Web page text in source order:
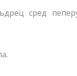
сред